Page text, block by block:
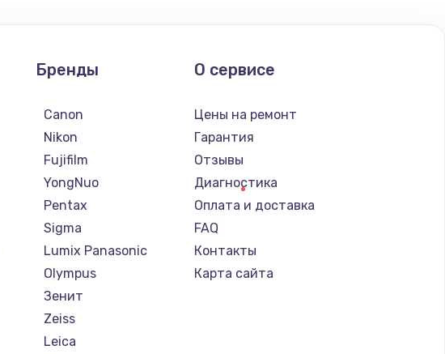
Бренды
Canon
Nikon
Fujifilm
YongNuo
Pentax
Sigma
Lumix Panasonic
Olympus
Зенит
Zeiss
Leica
О сервисе
Цены на ремонт
Гарантия
Отзывы
Диагностика
Оплата и доставка
FAQ
Контакты
Карта сайта